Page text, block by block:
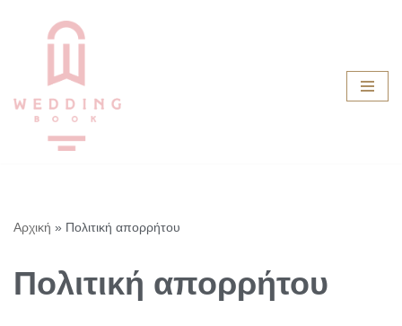
Μεταπηδήστε
περιεχόμενο
Αρχική » Πολιτική απορρήτου
Πολιτική απορρήτου